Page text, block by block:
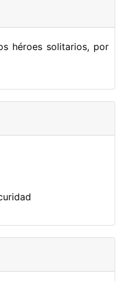
héroes solitarios, por